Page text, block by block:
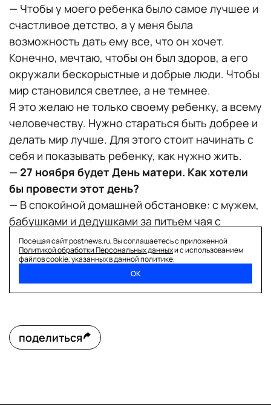
— Чтобы у моего ребенка было самое лучшее и
счастливое детство, а у меня была
возможность дать ему все, что он хочет.
Конечно, мечтаю, чтобы он был здоров, а его
окружали бескорыстные и добрые люди. Чтобы
мир становился светлее, а не темнее.
Я это желаю не только своему ребенку, а всему
человечеству. Нужно стараться быть добрее и
делать мир лучше. Для этого стоит начинать с
себя и показывать ребенку, как нужно жить.
— 27 ноября будет День матери. Как хотели
бы провести этот день?
— В спокойной домашней обстановке: с мужем,
бабушками и дедушками за питьем чая с
конфетами. Ничего особенного. Просто дома с
семьей.
Михаил Целиков
поделиться
Посещая сайт postnews.ru, Вы соглашаетесь с приложенной
Политикой обработки Персональных данныхи с использованием
файлов cookie, указанных в данной политике.
ОК